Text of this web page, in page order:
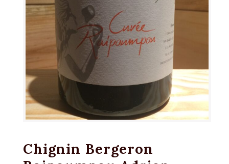
Chignin Bergeron